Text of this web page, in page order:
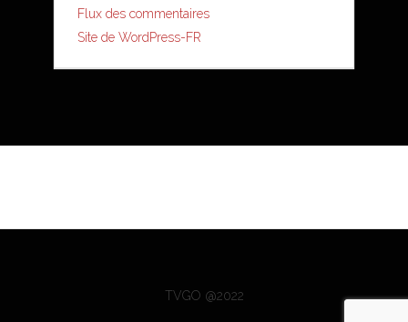
Flux des commentaires
Site de WordPress-FR
TVGO @2022